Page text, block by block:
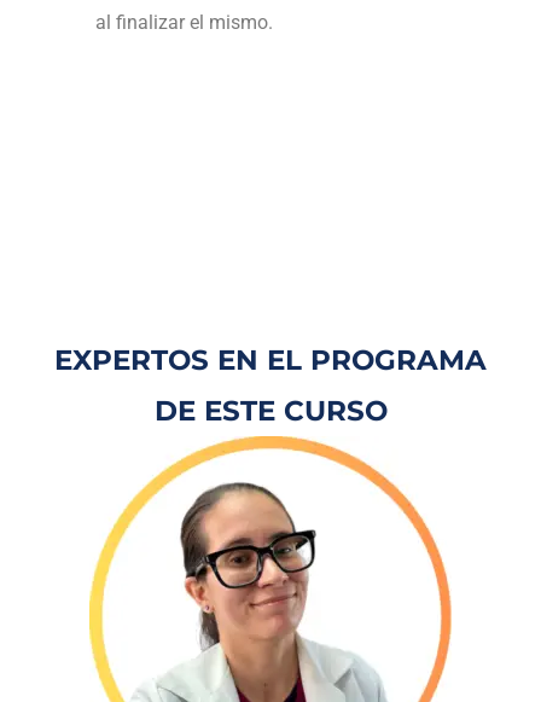
al finalizar el mismo.
EXPERTOS EN EL PROGRAMA
DE ESTE CURSO